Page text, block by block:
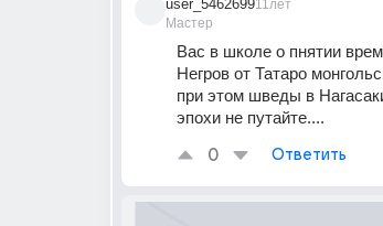
user_5462699
Мастер
11лет
Вас в школе о пнятии
Негров от Татаро
при этом шведы в
эпохи не путайте....
0 Ответить